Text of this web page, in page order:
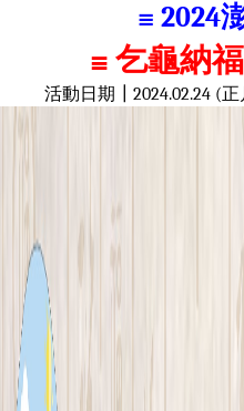
≡ 2024
≡ 乞龜納
活動日期┃2024.02.24 (